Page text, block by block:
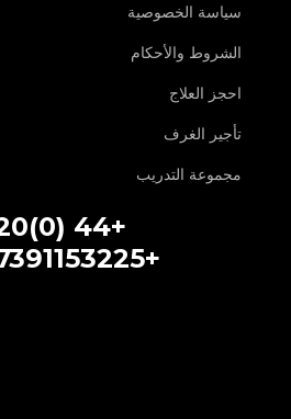
سياسة الخصوصية
الشروط والأحكام
احجز العلاج
تأجير الغرف
مجموعة التدريب
+44 (0)20 7221 0043
+447391153225